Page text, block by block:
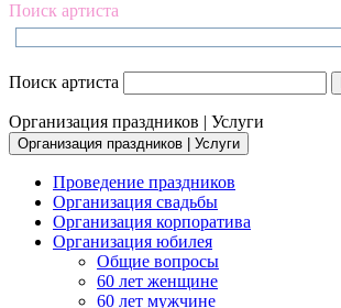
Поиск артиста
Поиск артиста
Организация праздников | Услуги
Организация праздников | Услуги
Проведение праздников
Организация свадьбы
Организация корпоратива
Организация юбилея
Общие вопросы
60 лет женщине
60 лет мужчине